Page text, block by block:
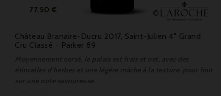
Prix
77,50 €
Château Branaire-Ducru 2017, Saint-Julien 4° Grand
Cru Classé - Parker 89